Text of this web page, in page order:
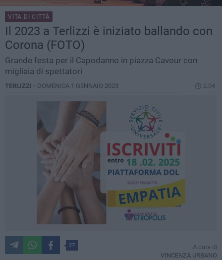
VITA DI CITTÀ
Il 2023 a Terlizzi è iniziato ballando con
Corona (FOTO)
Grande festa per il Capodanno in piazza Cavour con
migliaia di spettatori
TERLIZZI - DOMENICA 1 GENNAIO 2023 2.04
27
A cura di
VINCENZA URBANO